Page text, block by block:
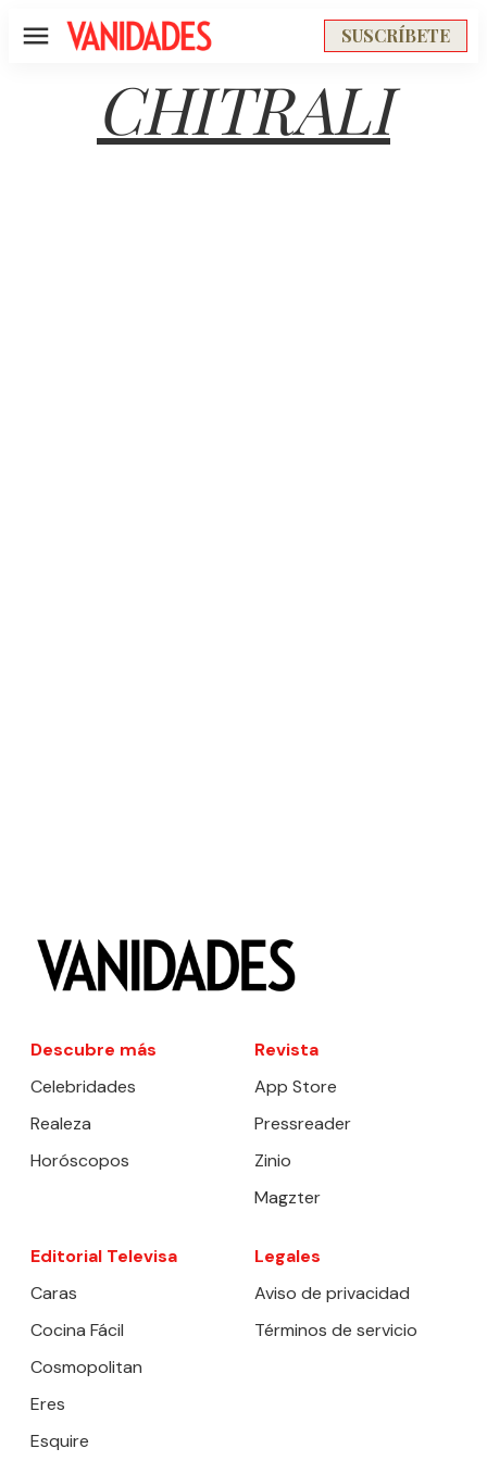
Menú SUSCRÍBETE
CHITRALI
Descubre más
Celebridades
Realeza
Horóscopos
Revista
App Store
Pressreader
Zinio
Magzter
Editorial Televisa
Caras
Cocina Fácil
Cosmopolitan
Eres
Esquire
Legales
Aviso de privacidad
Términos de servicio